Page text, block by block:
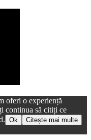
oferi o experiență
continua să citiți ce
Ok Citește mai multe